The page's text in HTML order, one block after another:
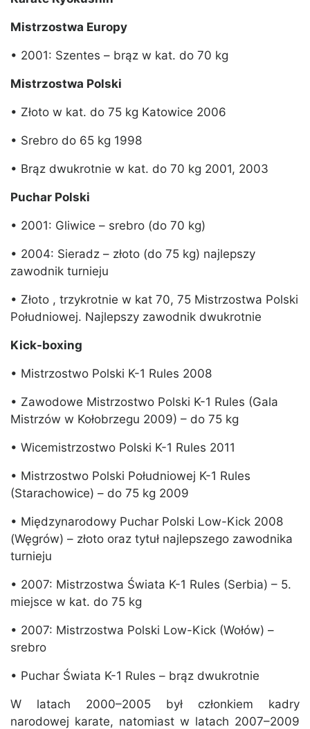
Mistrzostwa Europy
• 2001: Szentes – brąz w kat. do 70 kg
Mistrzostwa Polski
• Złoto w kat. do 75 kg Katowice 2006
• Srebro do 65 kg 1998
• Brąz dwukrotnie w kat. do 70 kg 2001, 2003
Puchar Polski
• 2001: Gliwice – srebro (do 70 kg)
• 2004: Sieradz – złoto (do 75 kg) najlepszy
zawodnik turnieju
• Złoto , trzykrotnie w kat 70, 75 Mistrzostwa Polski
Południowej. Najlepszy zawodnik dwukrotnie
Kick-boxing
• Mistrzostwo Polski K-1 Rules 2008
• Zawodowe Mistrzostwo Polski K-1 Rules (Gala
Mistrzów w Kołobrzegu 2009) – do 75 kg
• Wicemistrzostwo Polski K-1 Rules 2011
• Mistrzostwo Polski Południowej K-1 Rules
(Starachowice) – do 75 kg 2009
• Międzynarodowy Puchar Polski Low-Kick 2008
(Węgrów) – złoto oraz tytuł najlepszego zawodnika
turnieju
• 2007: Mistrzostwa Świata K-1 Rules (Serbia) – 5.
miejsce w kat. do 75 kg
• 2007: Mistrzostwa Polski Low-Kick (Wołów) –
srebro
• Puchar Świata K-1 Rules – brąz dwukrotnie
W latach 2000–2005 był członkiem kadry
narodowej karate, natomiast w latach 2007–2009